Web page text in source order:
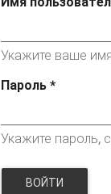
Укажите ваше
Пароль *
Укажите пароль,
ВОЙТИ